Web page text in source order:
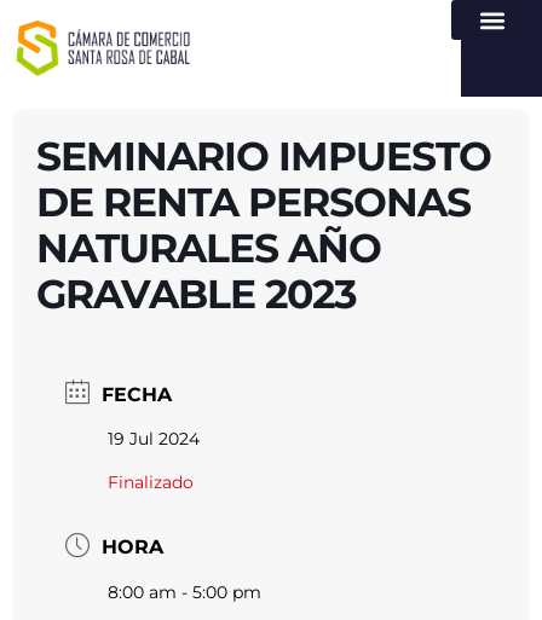
SEMINARIO IMPUESTO
DE RENTA PERSONAS
NATURALES AÑO
GRAVABLE 2023
FECHA
19 Jul 2024
Finalizado
HORA
8:00 am - 5:00 pm